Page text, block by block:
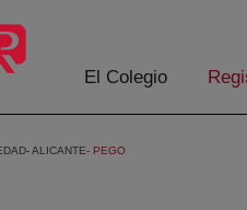
El Colegio
ALICANTE PEGO